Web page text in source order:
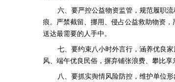
六、要严控公益物资监管，规范履职
痕。严禁截留、挪用、侵占公益救助物资
送达最需要的人手中。
七、要约束八小时外言行，涵养优良
风、端午优良民俗，摒弃铺张浪费、攀比
八、要抓实舆情风险防控，维护单位